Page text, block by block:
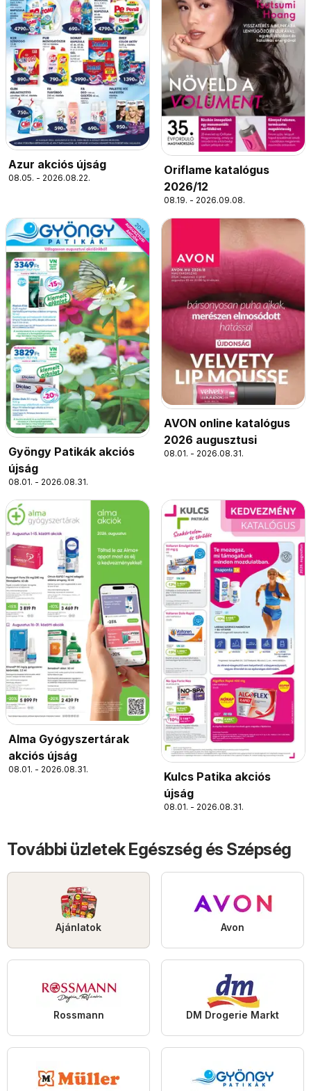
Azur akciós újság
08.05. - 2026.08.22.
Oriflame katalógus
2026/12
08.19. - 2026.09.08.
Gyöngy Patikák akciós
újság
08.01. - 2026.08.31.
AVON online katalógus
2026 augusztusi
08.01. - 2026.08.31.
Alma Gyógyszertárak
akciós újság
08.01. - 2026.08.31.
Kulcs Patika akciós
újság
08.01. - 2026.08.31.
További üzletek Egészség és Szépség
Ajánlatok Avon
Rossmann DM Drogerie Markt